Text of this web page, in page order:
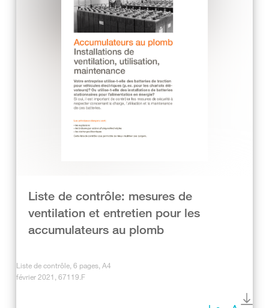
Liste de contrôle: mesures de
ventilation et entretien pour les
accumulateurs au plomb
Liste de contrôle, 6 pages, A4
février 2021, 67119.F